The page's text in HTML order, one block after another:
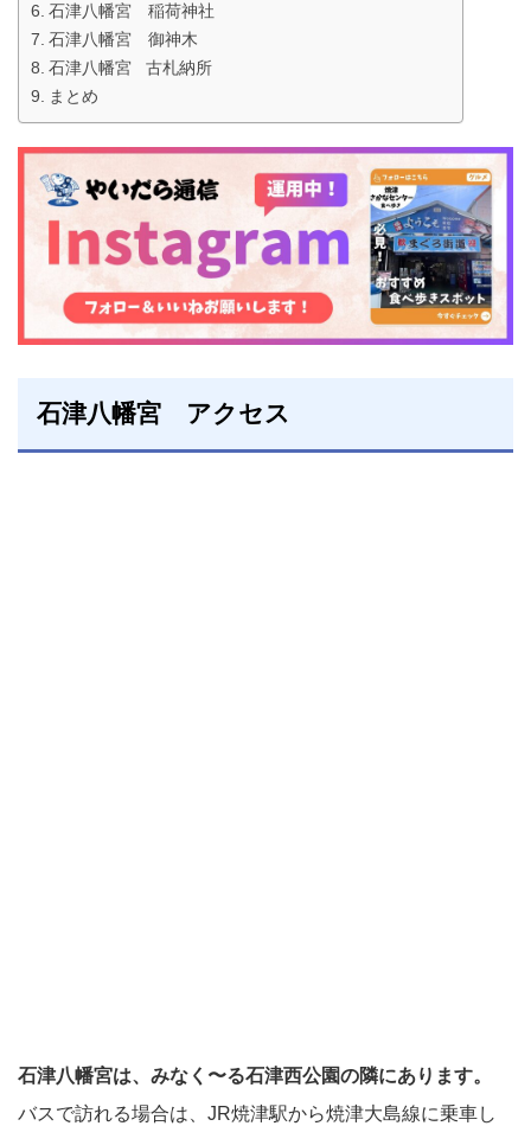
石津八幡宮 稲荷神社
石津八幡宮 御神木
石津八幡宮 古札納所
まとめ
石津八幡宮 アクセス
石津八幡宮は、みなく〜る石津西公園の隣にあります。
バスで訪れる場合は、JR焼津駅から焼津大島線に乗車し